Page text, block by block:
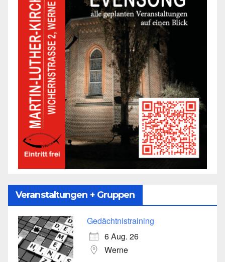
Veranstaltungen + Gruppen
Gedächtnistraining
6 Aug. 26
Werne